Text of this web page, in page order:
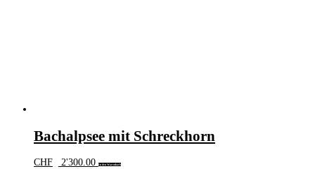
Bachalpsee mit Schreckhorn
CHF 2'300.00 In den Warenkorb